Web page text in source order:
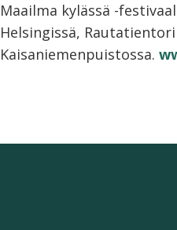
Maailma kylässä -
Helsingissä,
Kaisaniemenpuistossa.